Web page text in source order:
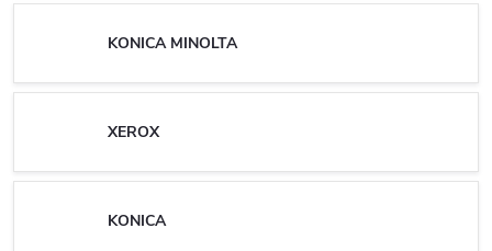
KONICA MINOLTA
XEROX
KONICA